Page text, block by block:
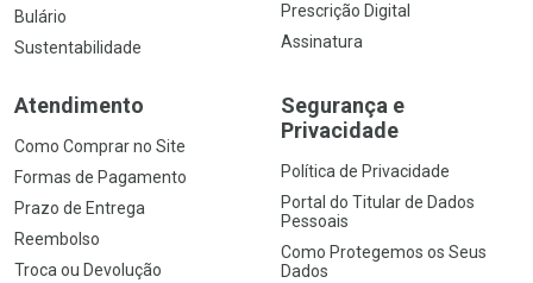
Bulário
Sustentabilidade
Prescrição Digital
Assinatura
Atendimento
Como Comprar no Site
Formas de Pagamento
Prazo de Entrega
Reembolso
Troca ou Devolução
Segurança e
Privacidade
Política de Privacidade
Portal do Titular de Dados
Pessoais
Como Protegemos os Seus
Dados